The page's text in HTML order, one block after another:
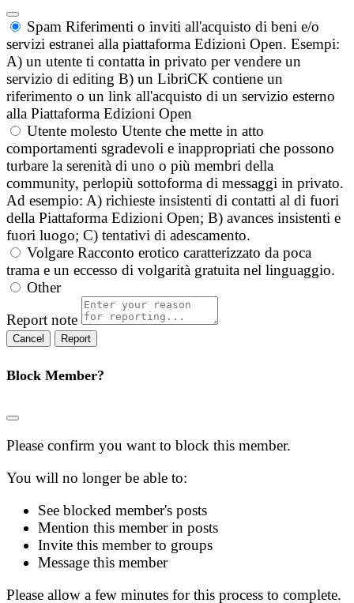
Spam Riferimenti o inviti all'acquisto di beni e/o
servizi estranei alla piattaforma Edizioni Open. Esempi:
A) un utente ti contatta in privato per vendere un
servizio di editing B) un LibriCK contiene un
riferimento o un link all'acquisto di un servizio esterno
alla Piattaforma Edizioni Open
Utente molesto Utente che mette in atto
comportamenti sgradevoli e inappropriati che possono
turbare la serenità di uno o più membri della
community, perlopiù sottoforma di messaggi in privato.
Ad esempio: A) richieste insistenti di contatti al di fuori
della Piattaforma Edizioni Open; B) avances insistenti e
fuori luogo; C) tentativi di adescamento.
Volgare Racconto erotico caratterizzato da poca
trama e un eccesso di volgarità gratuita nel linguaggio.
Other
Report note
Report
Block Member?
Please confirm you want to block this member.
You will no longer be able to:
See blocked member's posts
Mention this member in posts
Invite this member to groups
Message this member
Please allow a few minutes for this process to complete.